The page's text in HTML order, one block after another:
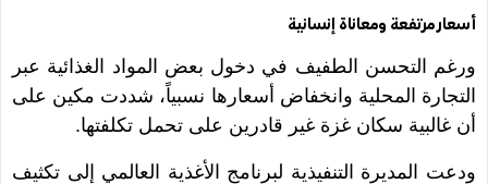
أسعار مرتفعة ومعاناة إنسانية
ورغم التحسن الطفيف في دخول بعض المواد الغذائية عبر
التجارة المحلية وانخفاض أسعارها نسبياً، شددت مكين على
أن غالبية سكان غزة غير قادرين على تحمل تكلفتها.
ودعت المديرة التنفيذية لبرنامج الأغذية العالمي إلى تكثيف